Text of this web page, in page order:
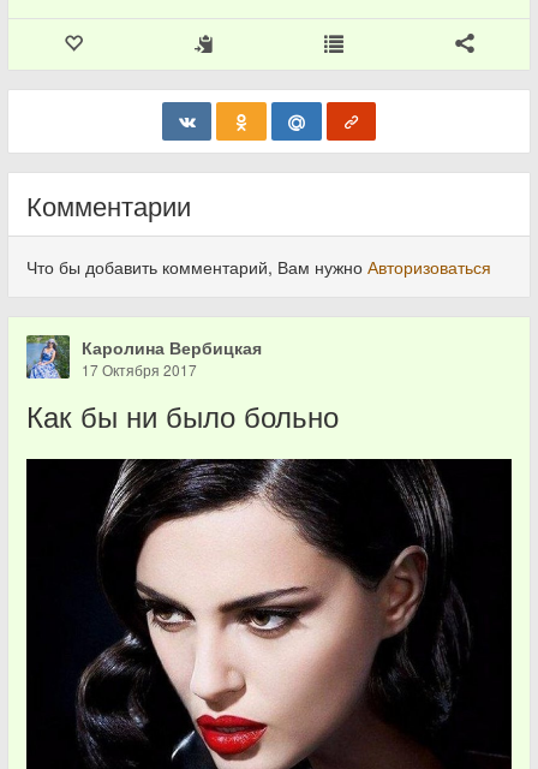
Комментарии
Что бы добавить комментарий, Вам нужно Авторизоваться
Каролина Вербицкая
17 Октября 2017
Как бы ни было больно